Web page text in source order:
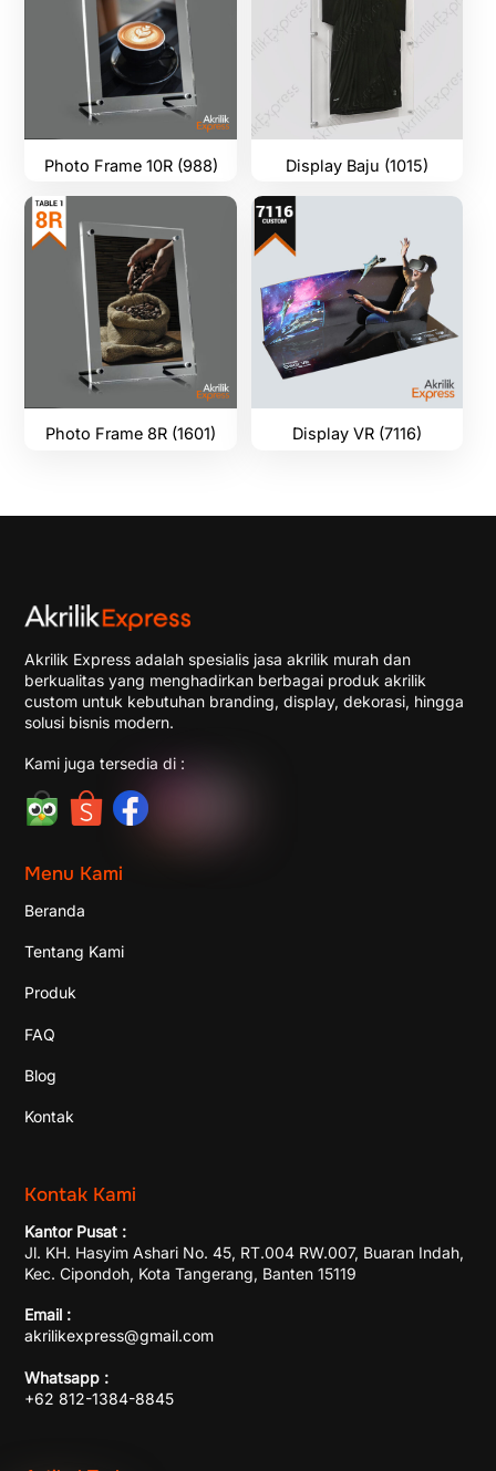
Photo Frame 10R (988) Display Baju (1015)
Photo Frame 8R (1601) Display VR (7116)
Akrilik Express adalah spesialis jasa akrilik murah dan
berkualitas yang menghadirkan berbagai produk akrilik
custom untuk kebutuhan branding, display, dekorasi, hingga
solusi bisnis modern.
Kami juga tersedia di :
Menu Kami
Beranda
Tentang Kami
Produk
FAQ
Blog
Kontak
Kontak Kami
Kantor Pusat :
Jl. KH. Hasyim Ashari No. 45, RT.004 RW.007, Buaran Indah,
Kec. Cipondoh, Kota Tangerang, Banten 15119
Email :
akrilikexpress@gmail.com
Whatsapp :
+62 812-1384-8845